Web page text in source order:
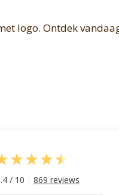
logo. Ontdek
/ 10 869 reviews